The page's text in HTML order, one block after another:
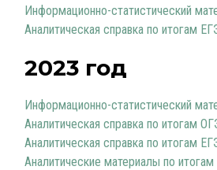
Информационно-статистический
Аналитическая справка по итогам
2023 год
Информационно-статистический
Аналитическая справка по итогам
Аналитическая справка по итогам
Аналитические материалы по